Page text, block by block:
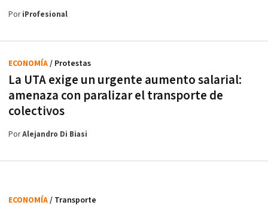
PoriProfesional
La UTA exige un urgente aumento salarial:
amenaza con paralizar el transporte de
colectivos
ECONOMÍA/ Protestas
PorAlejandro Di Biasi
ECONOMÍA/ Transporte